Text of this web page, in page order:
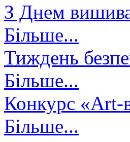
З Днем
Більше...
Тиждень
Більше...
Конкурс «Art-
Більше...